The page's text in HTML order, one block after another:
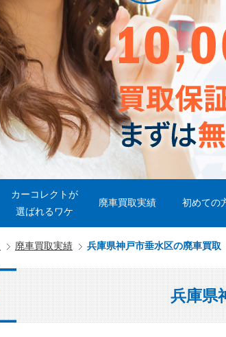
カーコレクトが
選ばれるワケ
廃車買取実績 初めての
廃車買取実績 兵庫県神戸市垂水区の廃車買取
兵庫県